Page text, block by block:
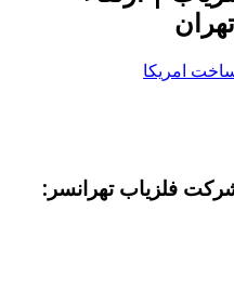
فلزیاب تهرانسر: